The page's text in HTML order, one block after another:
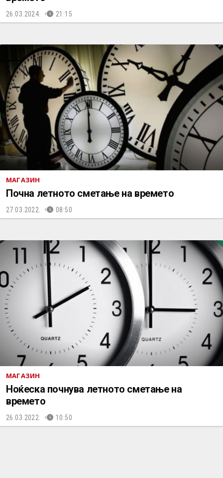
26.03.2024. 21:15
МАГАЗИН
Почна летното сметање на времето
27.03.2022. 08:50
МАГАЗИН
Ноќеска почнува летното сметање на
времето
26.03.2022. 10:50